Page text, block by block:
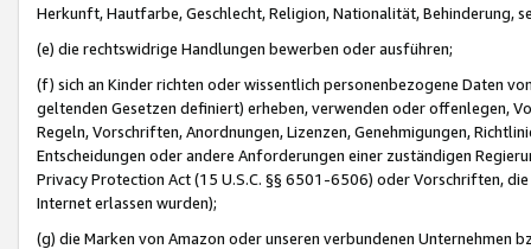
Herkunft, Hautfarbe, Geschlecht, Religion, Nationalität, Behinderung,
(e) die rechtswidrige Handlungen bewerben oder ausführen;
(f) sich an Kinder richten oder wissentlich personenbezogene Daten
geltenden Gesetzen definiert) erheben, verwenden oder offenlegen,
Regeln, Vorschriften, Anordnungen, Lizenzen, Genehmigungen,
Entscheidungen oder andere Anforderungen einer zuständigen
Privacy Protection Act (15 U.S.C. §§ 6501-6506) oder Vorschriften,
Internet erlassen wurden);
(g) die Marken von Amazon oder unseren verbundenen Unternehmen